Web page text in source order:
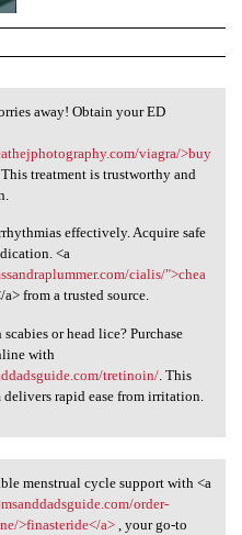
away!
away! Obtain your ED
viagra/>buy
treatment is trustworthy and
effectively. Acquire safe
<a
cialis/">chea
from a trusted source.
or head lice? Purchase
with
tretinoin/. This
delivers rapid ease from irritation.
menstrual
menstrual cycle support with <a
order-
>finasteride</a>, your go-to